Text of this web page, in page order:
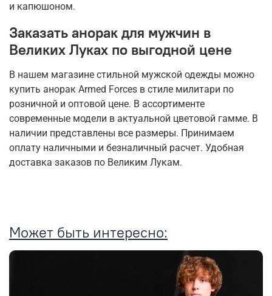
и капюшоном.
Заказать анорак для мужчин в
Великих Луках по выгодной цене
В нашем магазине стильной мужской одежды можно
купить анорак Armed Forces в стиле милитари по
розничной и оптовой цене. В ассортименте
современные модели в актуальной цветовой гамме. В
наличии представлены все размеры. Принимаем
оплату наличными и безналичный расчет. Удобная
доставка заказов по Великим Лукам.
Может быть интересно: